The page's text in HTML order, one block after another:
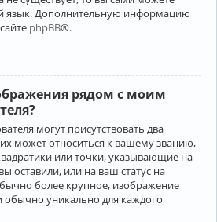
язык. Дополнительную информацию
phpBB®.
рядом с моим
могут присутствовать два
может относиться к вашему званию,
или точки, указывающие на
оставили, или на ваш статус на
более крупное, изображение
обычно уникально для каждого